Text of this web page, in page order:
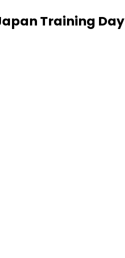
Training Day